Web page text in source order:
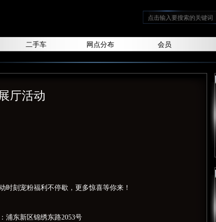
二手车 网点分布 会员
厅活动
时刻宠粉福利不停歇，更多惊喜等你来！
浦东新区锦绣东路2053号